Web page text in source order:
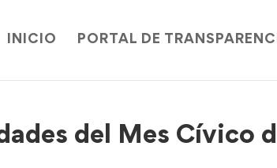
INICIO PORTAL DE
del Mes Cívico